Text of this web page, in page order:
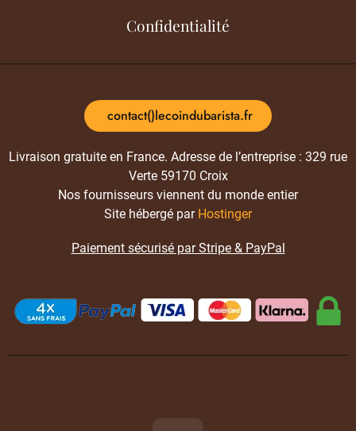
Confidentialité
contact()lecoindubarista.fr
Livraison gratuite en France. Adresse de l’entreprise : 329 rue
Verte 59170 Croix
Nos fournisseurs viennent du monde entier
Site hébergé par Hostinger
Paiement sécurisé par Stripe & PayPal